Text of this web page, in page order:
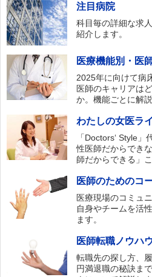
注目病院
科目毎の詳細な求
紹介します。
医療機能別・医
2025年に向けて病
医師のキャリアは
か。機能ごとに解説
わたしの女医ラ
「Doctors‘ Style
性医師だからでき
師だからできる」
医師のためのコ
医療現場のコミュ
自身やチームを活
ます。
医師転職ノウハ
転職先の探し方、
円満退職の秘訣ま